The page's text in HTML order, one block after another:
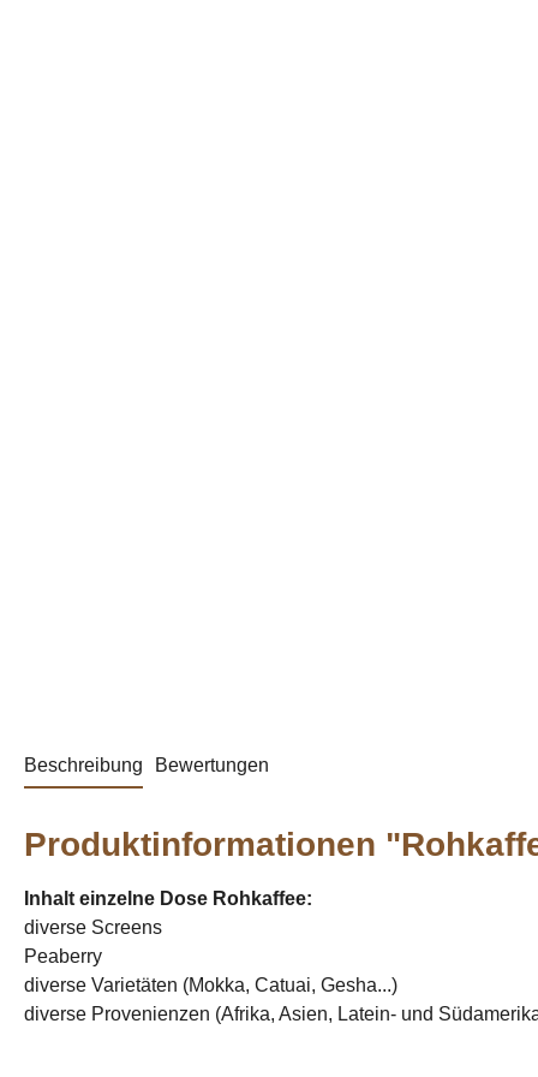
Beschreibung Bewertungen
Produktinformationen
Inhalt einzelne Dose Rohkaffee:
diverse Screens
Peaberry
diverse Varietäten (Mokka, Catuai, Gesha...)
diverse Provenienzen (Afrika, Asien, Latein- und